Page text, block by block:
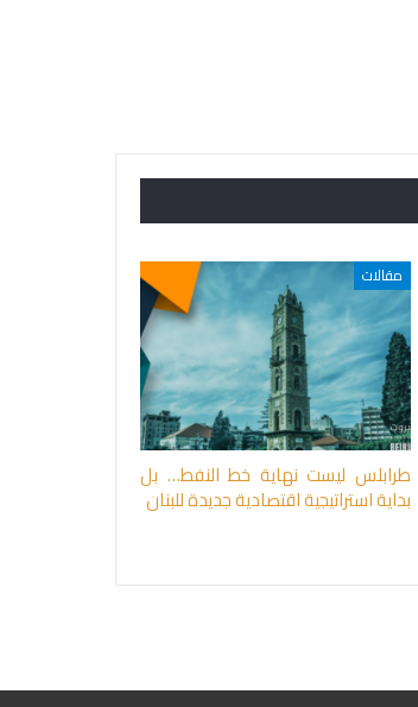
مقالات
طرابلس ليست نهاية خط النفط… بل
بداية استراتيجية اقتصادية جديدة للبنان